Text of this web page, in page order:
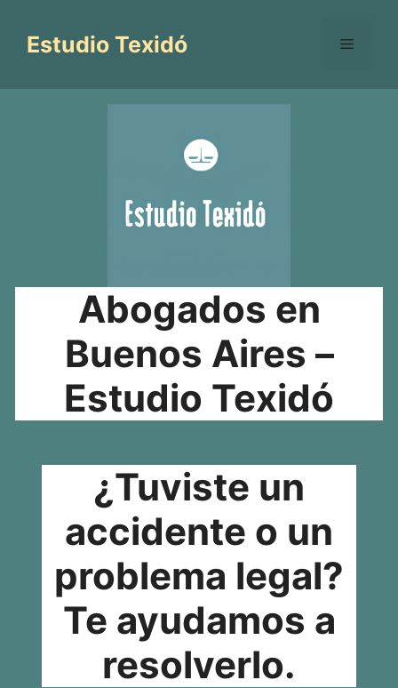
contenido
Estudio Texidó Menú
Abogados en
Buenos Aires –
Estudio Texidó
¿Tuviste un
accidente o un
problema legal?
Te ayudamos a
resolverlo.